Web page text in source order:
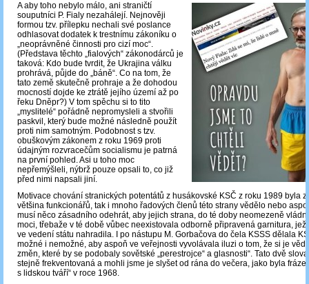
A aby toho nebylo málo, ani straničtí
souputníci P. Fialy nezahálejí. Nejnověji
formou tzv. přílepku nechali své poslance
odhlasovat dodatek k trestnímu zákoníku o
„neoprávněné činnosti pro cizí moc“.
(Představa těchto „fialových“ zákonodárců je
taková: Kdo bude tvrdit, že Ukrajina válku
prohrává, půjde do „báně“. Co na tom, že
tato země skutečně prohraje a že dohodou
mocností dojde ke ztrátě jejího území až po
řeku Dněpr?) V tom spěchu si to tito
„myslitelé“ pořádně nepromysleli a stvořili
paskvil, který bude možné následně použít
proti nim samotným. Podobnost s tzv.
obuškovým zákonem z roku 1969 proti
údajným rozvracečům socialismu je patrná
na první pohled. Asi u toho moc
nepřemýšleli, nýbrž pouze opsali to, co již
před nimi napsali jiní.
Motivace chování stranických potentátů z husákovské KSČ z roku 1989 byla
většina funkcionářů, tak i mnoho řadových členů této strany vědělo nebo
musí něco zásadního odehrát, aby jejich strana, do té doby neomezeně
moci, třebaže v té době vůbec neexistovala odborně připravená garnitura, jež
ve vedení státu nahradila. I po nástupu M. Gorbačova do čela KSSS dělala
možné i nemožné, aby aspoň ve veřejnosti vyvolávala iluzi o tom, že si je
změn, které by se podobaly sovětské „perestrojce“ a glasnosti“. Tato dvě
stejně frekventovaná a mohli jsme je slyšet od rána do večera, jako byla fráze
s lidskou tváří“ v roce 1968.